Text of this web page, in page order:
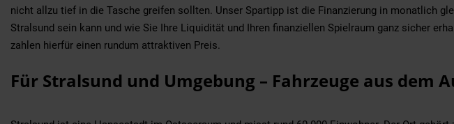
nicht allzu tief in die Tasche greifen sollten. Unser Spartipp ist die Finanzierung in monatlich
Stralsund sein kann und wie Sie Ihre Liquidität und Ihren finanziellen Spielraum ganz sicher
zahlen hierfür einen rundum attraktiven Preis.
Für Stralsund und Umgebung – Fahrzeuge aus dem